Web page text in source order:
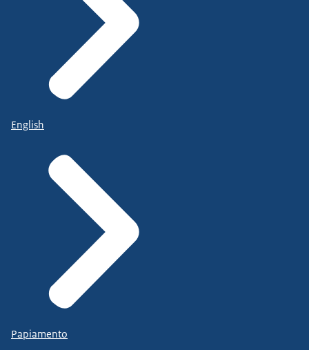
English
Papiamento